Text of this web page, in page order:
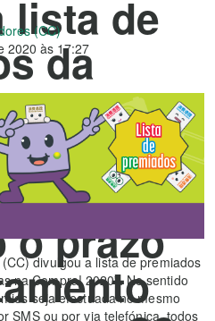
lista de
da
o prazo
(CC)
2020 às 17:27
divulgou a lista de premiados
na Compra! 2020”. No sentido
seja efectuada no mesmo
SMS ou por via telefónica, todos